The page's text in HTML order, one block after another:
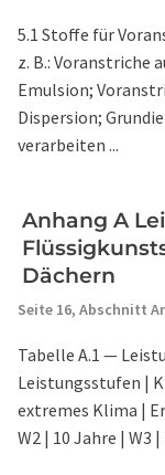
5.1 Stoffe für
z. B.: Voranstriche
Emulsion;
Dispersion;
verarbeiten ...
Anhang A
Dächern
Seite 16, Abschnitt
Tabelle A.1 —
Leistungsstufen |
extremes Klima |
W2 | 10 Jahre | W3 |